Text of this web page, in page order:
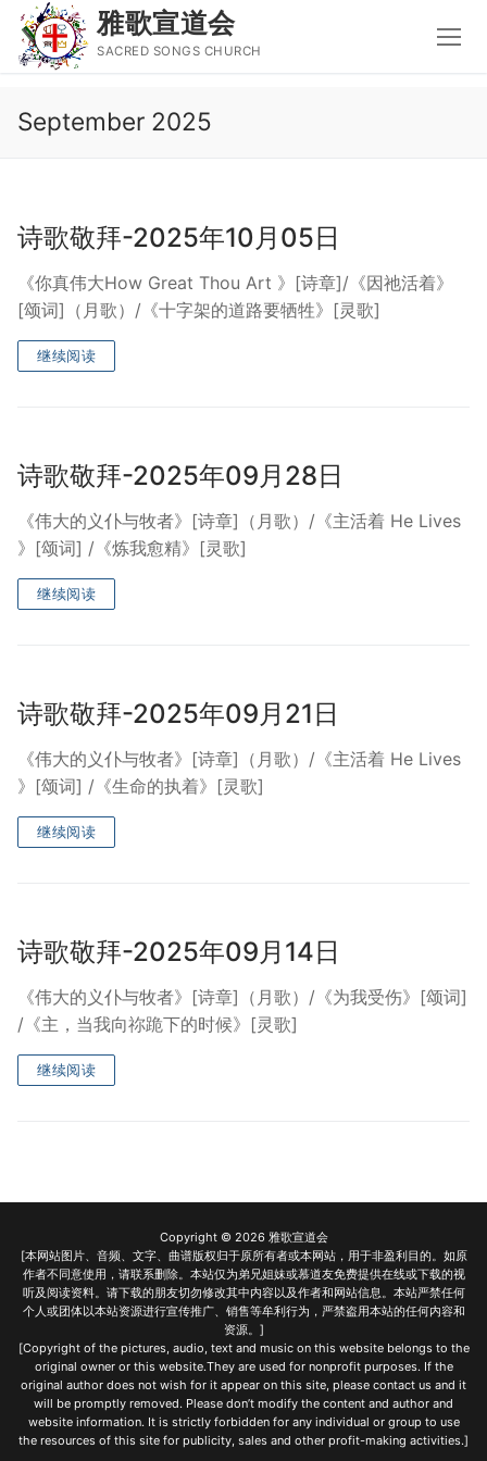
雅歌宣道会
SACRED SONGS CHURCH
主日讲道
圣经导读新唱
音乐事工
宣教事工
神学研究
关于我们
September 2025
诗歌敬拜-2025年10月05日
《你真伟大How Great Thou Art 》[诗章]/《因祂活着》
[颂词]（月歌）/《十字架的道路要牺牲》[灵歌]
继续阅读
诗歌敬拜-2025年09月28日
《伟大的义仆与牧者》[诗章]（月歌）/《主活着 He Lives
》[颂词] /《炼我愈精》[灵歌]
继续阅读
诗歌敬拜-2025年09月21日
《伟大的义仆与牧者》[诗章]（月歌）/《主活着 He Lives
》[颂词] /《生命的执着》[灵歌]
继续阅读
诗歌敬拜-2025年09月14日
《伟大的义仆与牧者》[诗章]（月歌）/《为我受伤》[颂词]
/《主，当我向祢跪下的时候》[灵歌]
继续阅读
Copyright © 2026 雅歌宣道会
[本网站图片、音频、文字、曲谱版权归于原所有者或本网站，用于非盈利目的。如原
作者不同意使用，请联系删除。本站仅为弟兄姐妹或慕道友免费提供在线或下载的视
听及阅读资料。请下载的朋友切勿修改其中内容以及作者和网站信息。本站严禁任何
个人或团体以本站资源进行宣传推广、销售等牟利行为，严禁盗用本站的任何内容和
资源。]
[Copyright of the pictures, audio, text and music on this website belongs to the
original owner or this website.They are used for nonprofit purposes. If the
original author does not wish for it appear on this site, please contact us and it
will be promptly removed. Please don’t modify the content and author and
website information. It is strictly forbidden for any individual or group to use
the resources of this site for publicity, sales and other profit-making activities.]